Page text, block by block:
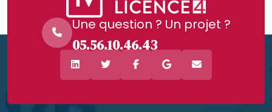
Une question ? Un projet ?
05.56.10.46.43